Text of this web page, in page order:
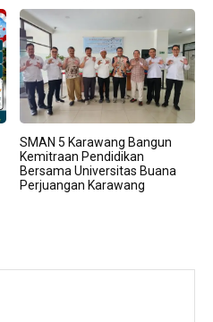
SMAN 5 Karawang Bangun
Kemitraan Pendidikan
Bersama Universitas Buana
Perjuangan Karawang